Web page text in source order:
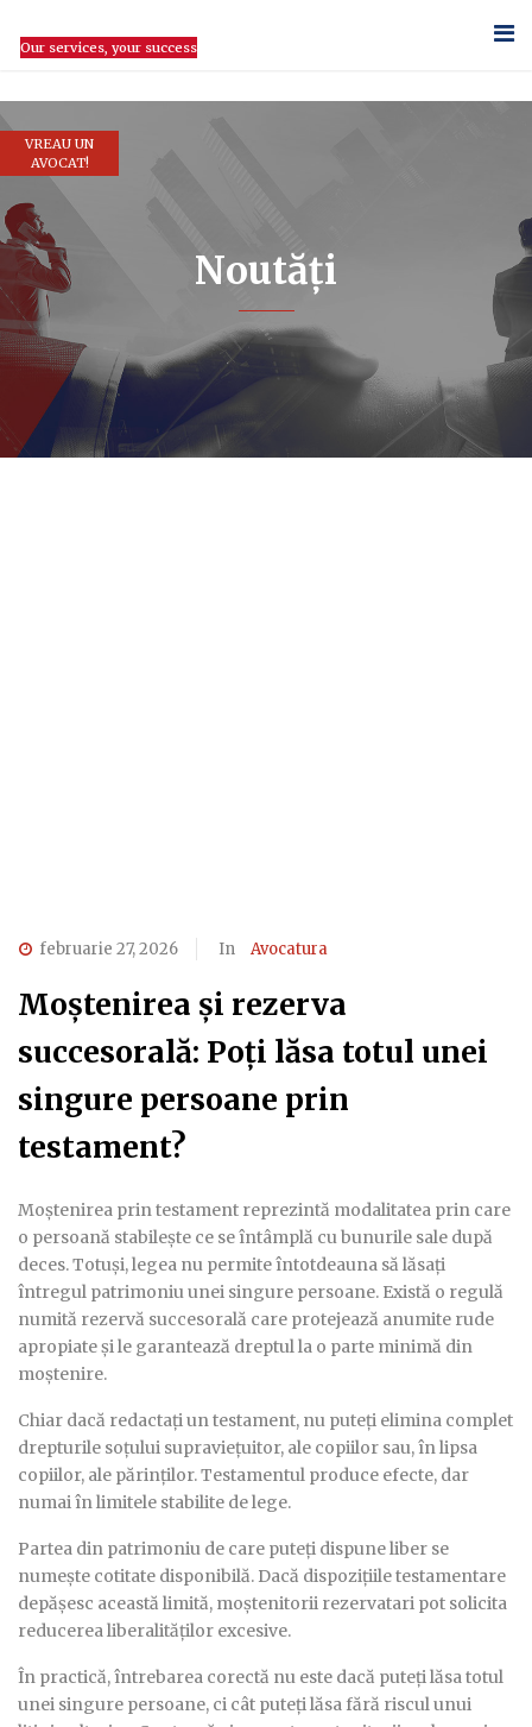
Our services, your success
VREAU UN
AVOCAT!
Noutăți
februarie 27, 2026 In Avocatura
Moștenirea și rezerva
succesorală: Poți lăsa totul unei
singure persoane prin
testament?
Moștenirea prin testament reprezintă modalitatea prin care
o persoană stabilește ce se întâmplă cu bunurile sale după
deces. Totuși, legea nu permite întotdeauna să lăsați
întregul patrimoniu unei singure persoane. Există o regulă
numită rezervă succesorală care protejează anumite rude
apropiate și le garantează dreptul la o parte minimă din
moștenire.
Chiar dacă redactați un testament, nu puteți elimina complet
drepturile soțului supraviețuitor, ale copiilor sau, în lipsa
copiilor, ale părinților. Testamentul produce efecte, dar
numai în limitele stabilite de lege.
Partea din patrimoniu de care puteți dispune liber se
numește cotitate disponibilă. Dacă dispozițiile testamentare
depășesc această limită, moștenitorii rezervatari pot solicita
reducerea liberalităților excesive.
În practică, întrebarea corectă nu este dacă puteți lăsa totul
unei singure persoane, ci cât puteți lăsa fără riscul unui